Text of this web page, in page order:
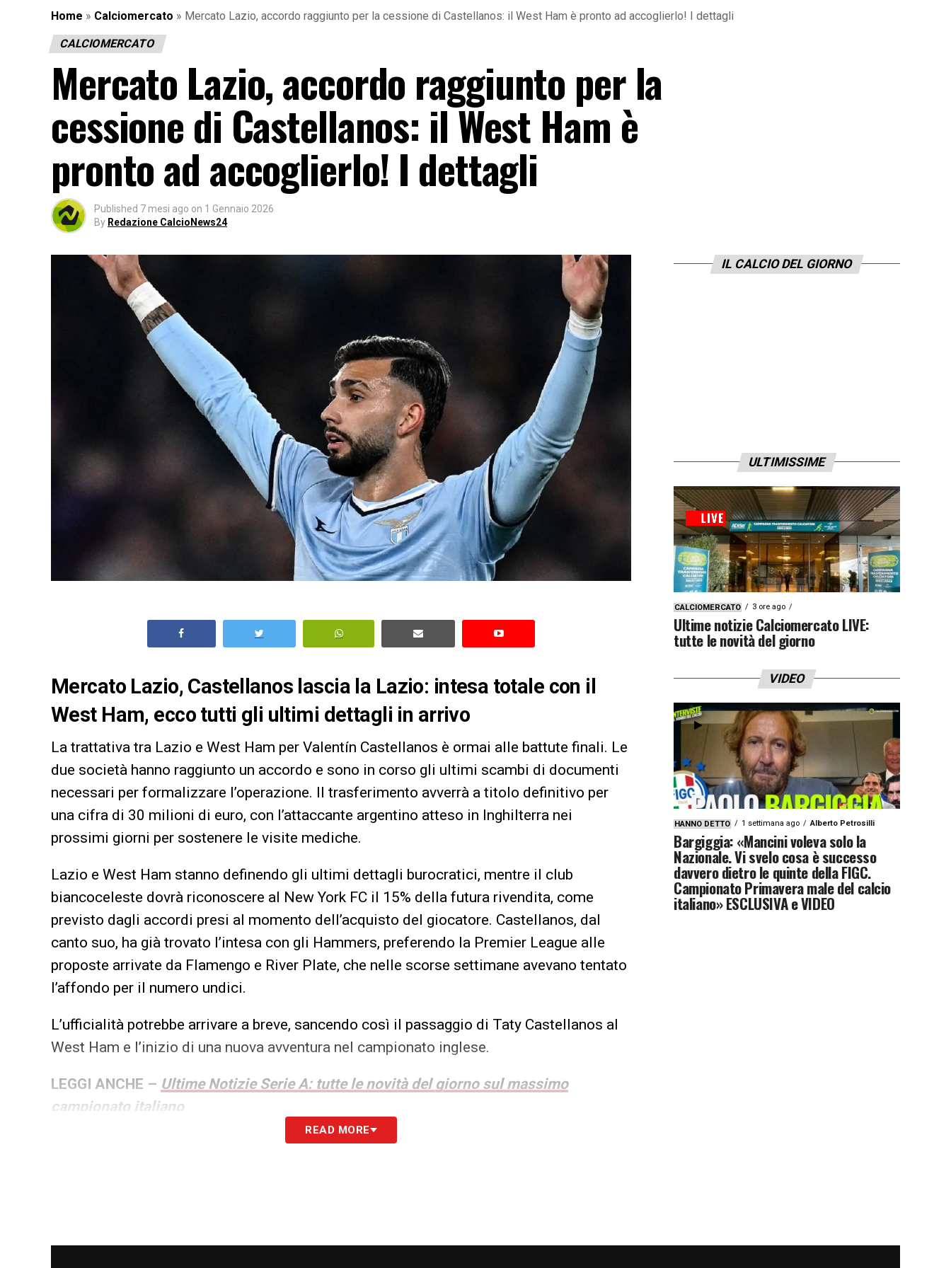
Home » Calciomercato » Mercato Lazio, accordo raggiunto per la cessione di Castellanos: il West Ham è pronto ad accoglierlo! I dettagli
CALCIOMERCATO
Mercato Lazio, accordo raggiunto per la
cessione di Castellanos: il West Ham è
pronto ad accoglierlo! I dettagli
Published 7 mesi ago on 1 Gennaio 2026
By Redazione CalcioNews24
Mercato Lazio, Castellanos lascia la Lazio: intesa totale con il
West Ham, ecco tutti gli ultimi dettagli in arrivo
La trattativa tra Lazio e West Ham per Valentín Castellanos è ormai alle battute finali. Le
due società hanno raggiunto un accordo e sono in corso gli ultimi scambi di documenti
necessari per formalizzare l’operazione. Il trasferimento avverrà a titolo definitivo per
una cifra di 30 milioni di euro, con l’attaccante argentino atteso in Inghilterra nei
prossimi giorni per sostenere le visite mediche.
Lazio e West Ham stanno definendo gli ultimi dettagli burocratici, mentre il club
biancoceleste dovrà riconoscere al New York FC il 15% della futura rivendita, come
previsto dagli accordi presi al momento dell’acquisto del giocatore. Castellanos, dal
canto suo, ha già trovato l’intesa con gli Hammers, preferendo la Premier League alle
proposte arrivate da Flamengo e River Plate, che nelle scorse settimane avevano tentato
l’affondo per il numero undici.
L’ufficialità potrebbe arrivare a breve, sancendo così il passaggio di Taty Castellanos al
West Ham e l’inizio di una nuova avventura nel campionato inglese.
LEGGI ANCHE – Ultime Notizie Serie A: tutte le novità del giorno sul massimo
campionato italiano
READ MORE
IL CALCIO DEL GIORNO
ULTIMISSIME
CALCIOMERCATO 3 ore ago
Ultime notizie Calciomercato LIVE:
tutte le novità del giorno
VIDEO
HANNO DETTO 1 settimana ago Alberto Petrosilli
Bargiggia: «Mancini voleva solo la
Nazionale. Vi svelo cosa è successo
davvero dietro le quinte della FIGC.
Campionato Primavera male del calcio
italiano» ESCLUSIVA e VIDEO